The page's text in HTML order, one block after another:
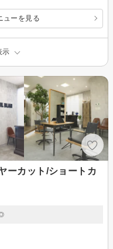
ューを見る
示
ーカット/ショートカ